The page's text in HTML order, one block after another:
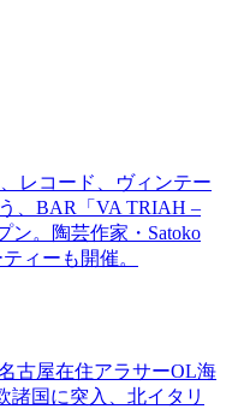
レコード、ヴィンテー
、BAR「VA TRIAH –
ン。陶芸作家・Satoko
ィーも開催。
古屋在住アラサーOL海
諸国に突入、北イタリ